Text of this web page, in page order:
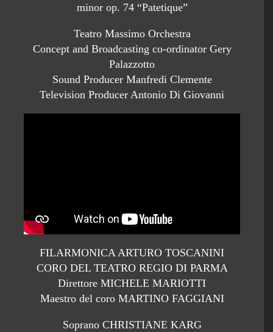
minor op. 74 “Patetique”
Teatro Massimo Orchestra
Concept and Broadcasting co-ordinator Gery
Palazzotto
Sound Producer Manfredi Clemente
Television Producer Antonio Di Giovanni
FILARMONICA ARTURO TOSCANINI
CORO DEL TEATRO REGIO DI PARMA
Direttore MICHELE MARIOTTI
Maestro del coro MARTINO FAGGIANI
Soprano CHRISTIANE KARG